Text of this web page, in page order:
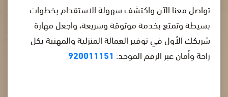
تواصل معنا الآن واكتشف سهولة الاستقدام بخطوات
بسيطة وتمتع بخدمة موثوقة وسريعة، واجعل مهارة
شريكك الأول في توفير العمالة المنزلية والمهنية بكل
راحة وأمان عبر الرقم الموحد: 920011151